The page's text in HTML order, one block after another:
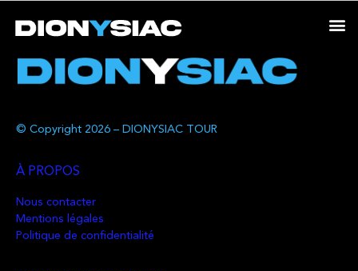
© Copyright 2026 – DIONYSIAC TOUR
À PROPOS
Nous contacter
Mentions légales
Politique de confidentialité